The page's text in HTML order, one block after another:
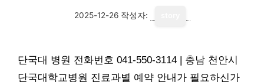
2025-12-26 작성자:
단국대 병원 전화번호 041-550-3114 | 충남 천안시
단국대학교병원 진료과별 예약 안내가 필요하신가